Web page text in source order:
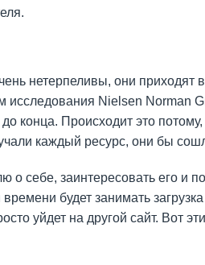
нетерпеливы, они приходят
Nielsen Norman
конца. Происходит это
каждый ресурс, они бы
о себе, заинтересовать его и
будет занимать
уйдет на другой сайт. Вот